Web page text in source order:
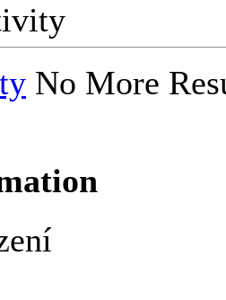
No More